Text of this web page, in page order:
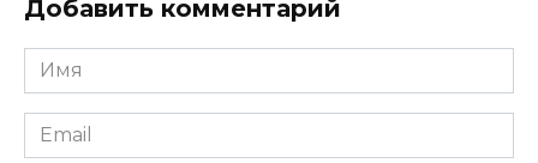
Добавить комментарий
Имя
Email